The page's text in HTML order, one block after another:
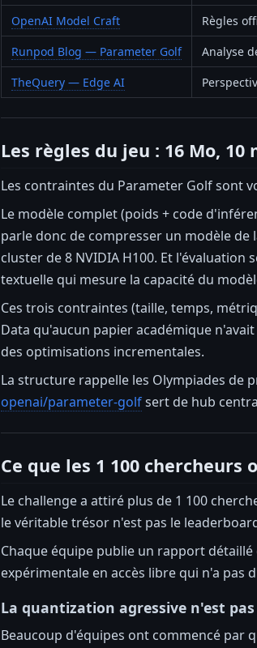
OpenAI Model Craft
Règles
Runpod Blog — Parameter Golf
Analyse
TheQuery — Edge AI
Les règles du jeu : 16 Mo, 10
Les contraintes du Parameter Golf sont
Le modèle complet (poids + code
parle donc de compresser un modèle
cluster de 8 NVIDIA H100. Et
textuelle qui mesure la capacité du
Ces trois contraintes (taille, temps,
Data qu'aucun papier académique
des optimisations incrementales.
La structure rappelle les Olympiades de
openai/parameter-golfsert de hub
Ce que les 1 100 chercheurs
Le challenge a attiré plus de 1 100
le véritable trésor n'est pas le
Chaque équipe publie un rapport détaillé
expérimentale en accès libre qui n'a pas
La quantization agressive n'est
Beaucoup d'équipes ont commencé par